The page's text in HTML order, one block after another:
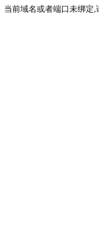
当前域名或者端口未绑定